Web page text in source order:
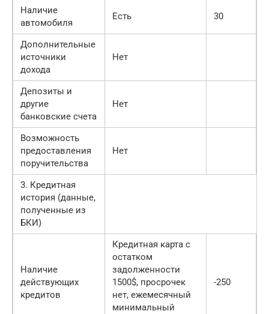
Наличие
автомобиля
Есть 30
Дополнительные
источники
дохода
Нет
Депозиты и
другие
банковские счета
Нет
Возможность
предоставления
поручительства
Нет
3. Кредитная
история (данные,
полученные из
БКИ)
Наличие
действующих
кредитов
Кредитная карта с
остатком
задолженности
1500$, просрочек
нет, ежемесячный
минимальный
-250